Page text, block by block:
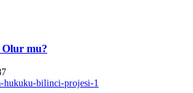
Olur mu?